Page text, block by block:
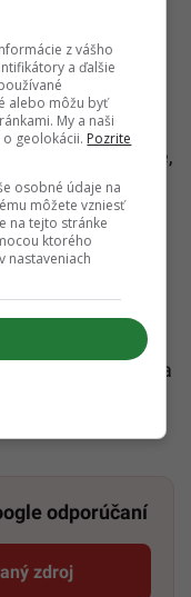
hlboko sa
z
kde o
aj sociálne siete,
stáva čoraz
inteligenciu
prostredí, ktoré
že ochrana
ako
odporúčaní
zdroj
odkaz sa otvorí v
z vášho
a ďalšie
alebo môžu byť
My a naši
geolokácii. Pozrite
osobné údaje na
môžete vzniesť
na tejto stránke
ktorého
nastaveniach